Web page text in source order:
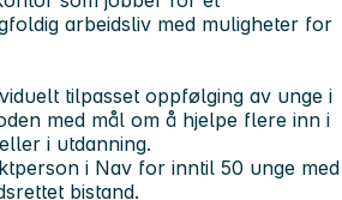
arbeidsliv med muligheter for
tilpasset oppfølging av unge i
med mål om å hjelpe flere inn i
i utdanning.
i Nav for inntil 50 unge med
bistand.